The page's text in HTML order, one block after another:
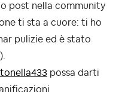
post nella community
ti sta a cuore: ti ho
pulizie ed è stato
possa darti